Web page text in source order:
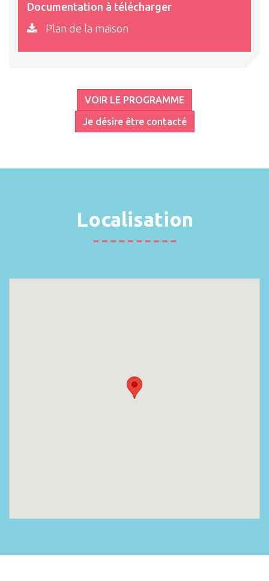
Documentation à télécharger
Plan de la maison
VOIR LE PROGRAMME
Je désire être contacté
Localisation